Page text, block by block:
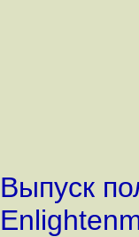
Выпуск